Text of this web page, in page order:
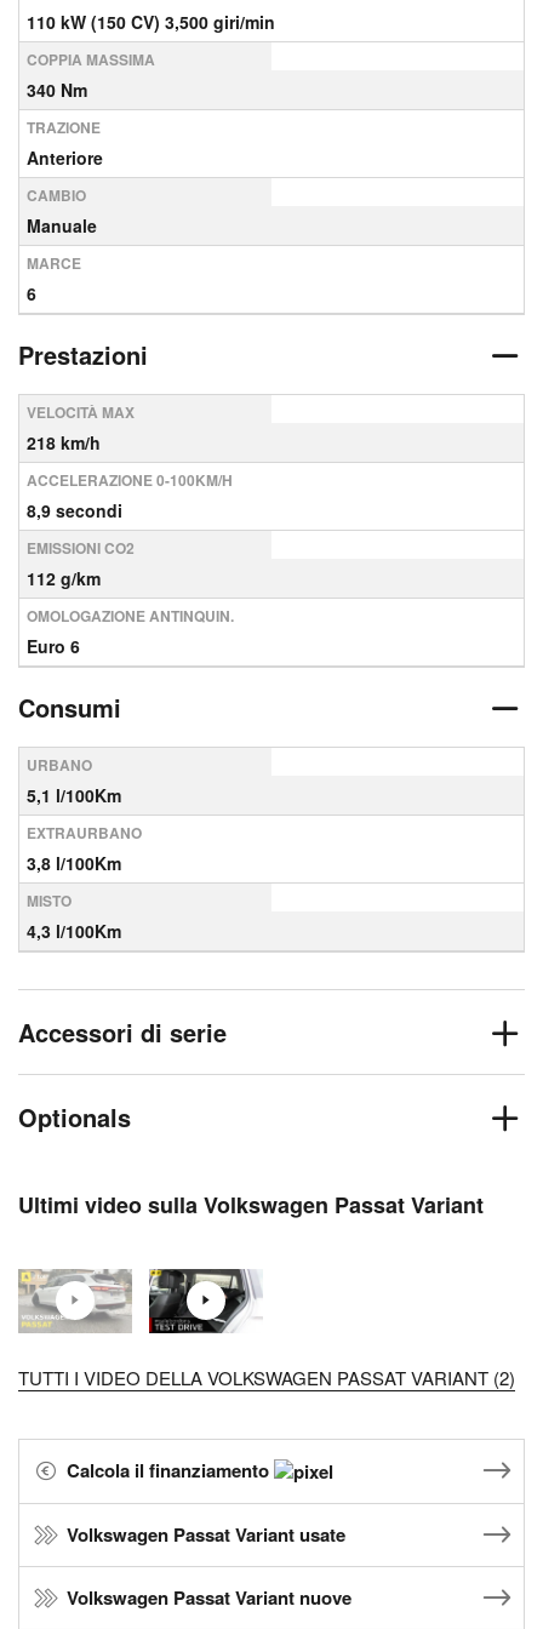
110 kW (150 CV) 3,500 giri/min
COPPIA MASSIMA
340 Nm
TRAZIONE
Anteriore
CAMBIO
Manuale
MARCE
6
Prestazioni
VELOCITÀ MAX
218 km/h
ACCELERAZIONE 0-100KM/H
8,9 secondi
EMISSIONI CO2
112 g/km
OMOLOGAZIONE ANTINQUIN.
Euro 6
Consumi
URBANO
5,1 l/100Km
EXTRAURBANO
3,8 l/100Km
MISTO
4,3 l/100Km
Accessori di serie
Optionals
Ultimi video sulla Volkswagen Passat Variant
TUTTI I VIDEO DELLA VOLKSWAGEN PASSAT VARIANT (2)
Calcola il finanziamento
Volkswagen Passat Variant usate
Volkswagen Passat Variant nuove